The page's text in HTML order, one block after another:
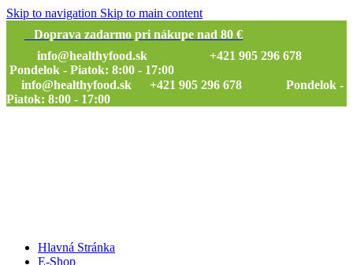
Skip to navigation Skip to main content
Doprava zadarmo pri nákupe nad 80 €
info@healthyfood.sk
+421 905 296 678
Pondelok - Piatok: 8:00 - 17:00
info@healthyfood.sk
+421 905 296 678 Pondelok -
Piatok: 8:00 - 17:00
Hlavná Stránka
E-Shop